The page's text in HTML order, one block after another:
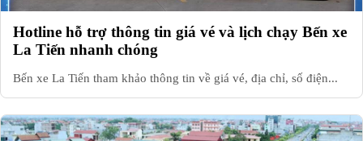
Hotline hỗ trợ thông tin giá vé và lịch chạy Bến xe
La Tiến nhanh chóng
Bến xe La Tiến tham khảo thông tin về giá vé, địa chỉ, số điện...